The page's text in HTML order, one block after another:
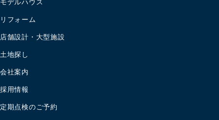
モデルハウス
リフォーム
店舗設計・大型施設
土地探し
会社案内
採用情報
定期点検のご予約